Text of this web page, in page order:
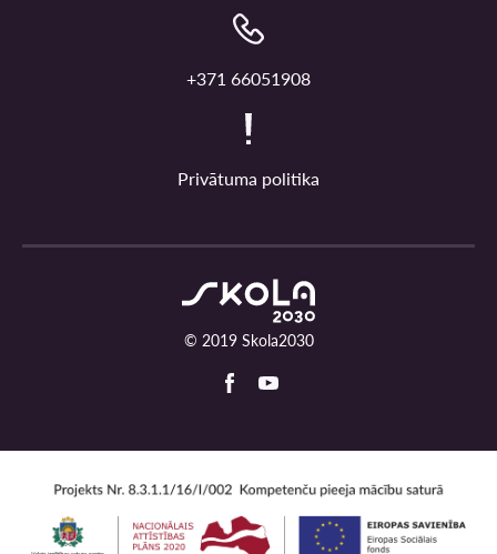
+371 66051908
Privātuma politika
© 2019 Skola2030